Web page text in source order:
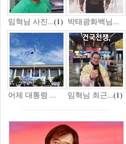
임혁님 사진...(1) 박태광화백님...
어제 대통령 ... 임혁님 최근...(1)